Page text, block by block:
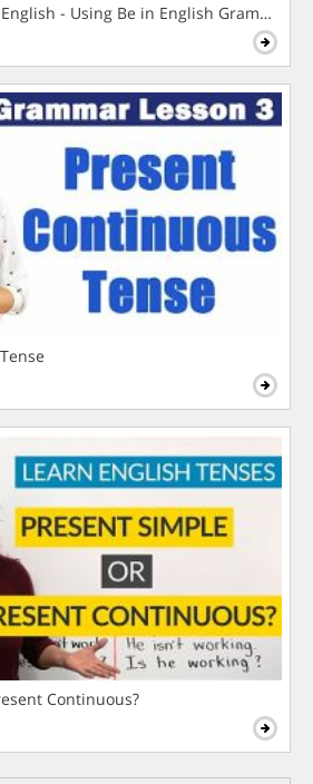
- Using Be in English Grammar
Continuous?